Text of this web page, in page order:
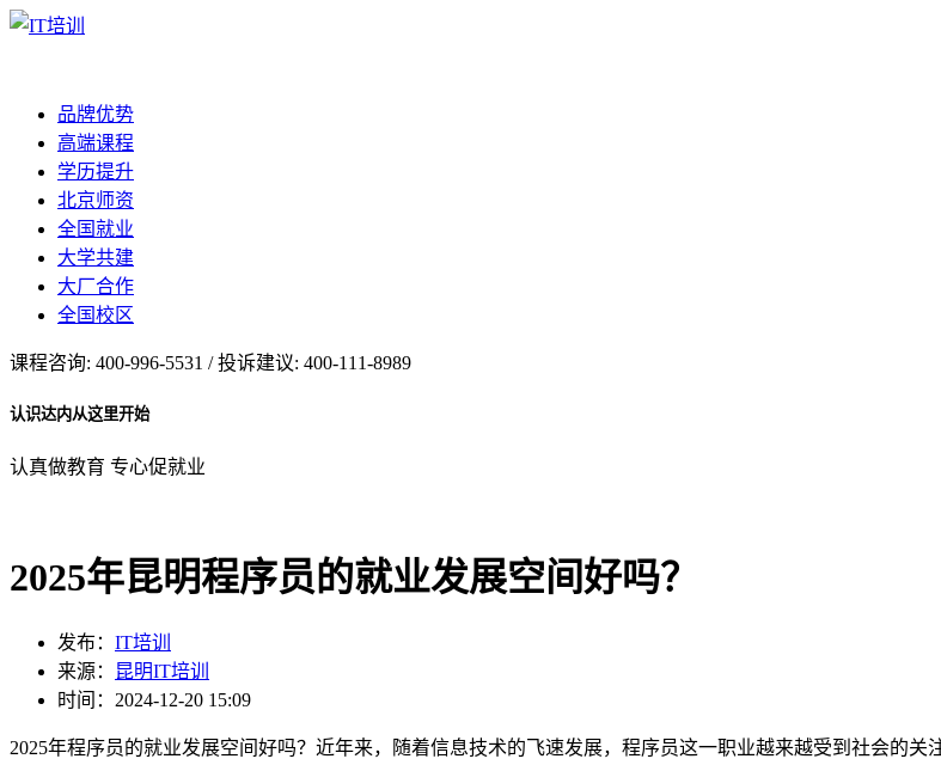
品牌优势
高端课程
学历提升
北京师资
全国就业
大学共建
大厂合作
全国校区
课程咨询: 400-996-5531 / 投诉建议: 400-111-8989
认识达内从这里开始
认真做教育 专心促就业
2025年昆明程序员的就业发展空间好吗？
发布： IT培训
来源：
昆明IT培训
时间：2024-12-20 15:09
2025年程序员的就业发展空间好吗？近年来，随着信息技术的飞速发展，程序员这一职业越来越受到社会的